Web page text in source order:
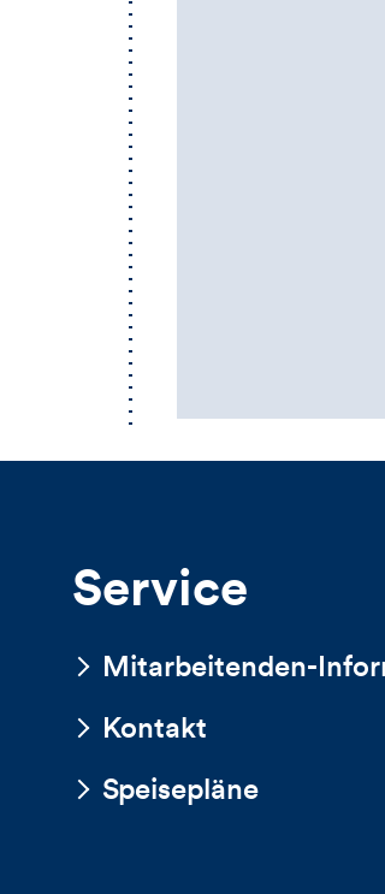
Service
Mitarbeitenden-
Kontakt
Speisepläne